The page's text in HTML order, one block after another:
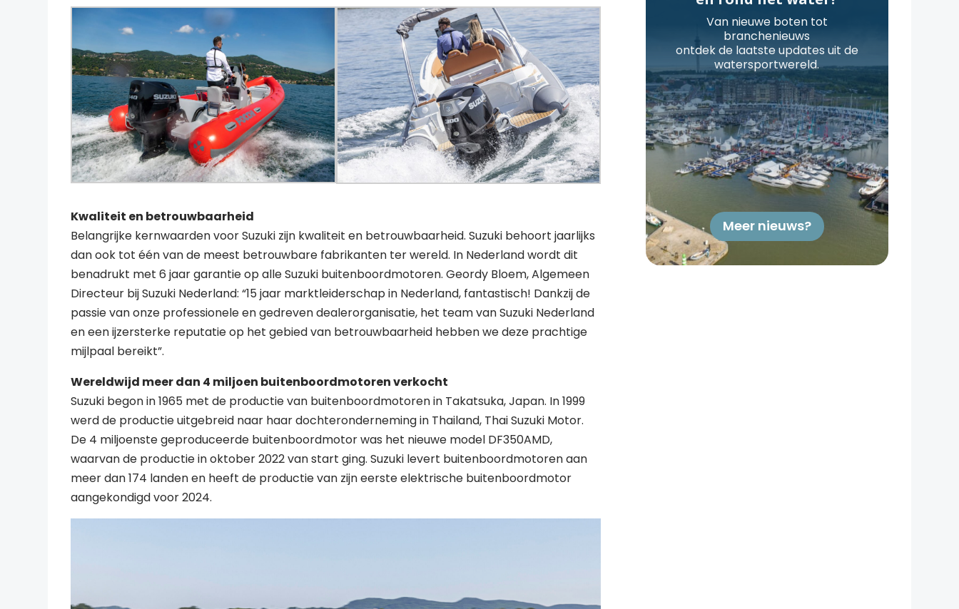
Kwaliteit en betrouwbaarheid
Belangrijke kernwaarden voor Suzuki zijn kwaliteit en betrouwbaarheid. Suzuki behoort jaarlijks
dan ook tot één van de meest betrouwbare fabrikanten ter wereld. In Nederland wordt dit
benadrukt met 6 jaar garantie op alle Suzuki buitenboordmotoren. Geordy Bloem, Algemeen
Directeur bij Suzuki Nederland: “15 jaar marktleiderschap in Nederland, fantastisch! Dankzij de
passie van onze professionele en gedreven dealerorganisatie, het team van Suzuki Nederland
en een ijzersterke reputatie op het gebied van betrouwbaarheid hebben we deze prachtige
mijlpaal bereikt”.
Wereldwijd meer dan 4 miljoen buitenboordmotoren verkocht
Suzuki begon in 1965 met de productie van buitenboordmotoren in Takatsuka, Japan. In 1999
werd de productie uitgebreid naar haar dochteronderneming in Thailand, Thai Suzuki Motor.
De 4 miljoenste geproduceerde buitenboordmotor was het nieuwe model DF350AMD,
waarvan de productie in oktober 2022 van start ging. Suzuki levert buitenboordmotoren aan
meer dan 174 landen en heeft de productie van zijn eerste elektrische buitenboordmotor
aangekondigd voor 2024.
Van nieuwe boten tot
branchenieuws
ontdek de laatste updates uit de
watersportwereld.
Meer nieuws?